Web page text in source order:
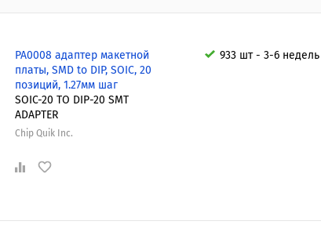
PA0008 адаптер макетной
платы, SMD to DIP, SOIC, 20
позиций, 1.27мм шаг
SOIC-20 TO DIP-20 SMT
ADAPTER
Chip Quik Inc.
933 шт - 3-6 недель